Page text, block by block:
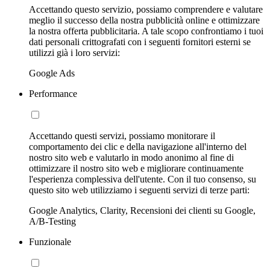
Accettando questo servizio, possiamo comprendere e valutare
meglio il successo della nostra pubblicità online e ottimizzare
la nostra offerta pubblicitaria. A tale scopo confrontiamo i tuoi
dati personali crittografati con i seguenti fornitori esterni se
utilizzi già i loro servizi:
Google Ads
Performance
Accettando questi servizi, possiamo monitorare il
comportamento dei clic e della navigazione all'interno del
nostro sito web e valutarlo in modo anonimo al fine di
ottimizzare il nostro sito web e migliorare continuamente
l'esperienza complessiva dell'utente. Con il tuo consenso, su
questo sito web utilizziamo i seguenti servizi di terze parti:
Google Analytics, Clarity, Recensioni dei clienti su Google,
A/B-Testing
Funzionale